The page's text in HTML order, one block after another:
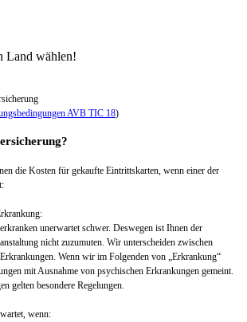
Land wählen!
AVB TIC 18)
die Kosten für gekaufte Eintrittskarten, wenn einer der
unerwartet schwer. Deswegen ist Ihnen der
nicht zuzumuten. Wir unterscheiden zwischen
Wenn wir im Folgenden von „Erkrankung“
mit Ausnahme von psychischen Erkrankungen gemeint.
gelten besondere Regelungen.
wenn: